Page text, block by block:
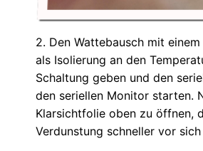
2. Den Wattebausch mit
als Isolierung an den
Schaltung geben und den
den seriellen Monitor starten.
Klarsichtfolie oben zu öffnen,
Verdunstung schneller vor